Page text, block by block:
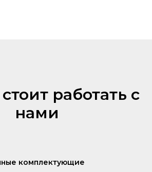
работать с
нами
комплектующие